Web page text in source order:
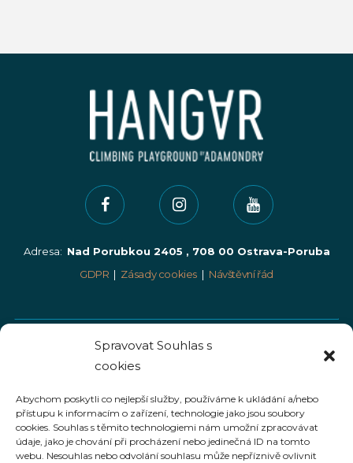
Spravovat Souhlas s
cookies
Abychom poskytli co nejlepší služby, používáme k ukládání a/nebo
přístupu k informacím o zařízení, technologie jako jsou soubory
cookies. Souhlas s těmito technologiemi nám umožní zpracovávat
údaje, jako je chování při procházení nebo jedinečná ID na tomto
webu. Nesouhlas nebo odvolání souhlasu může nepříznivě ovlivnit
Adresa: Nad Porubkou 2405 , 708 00 Ostrava-Poruba
GDPR | Zásady cookies | Návštěvní řád